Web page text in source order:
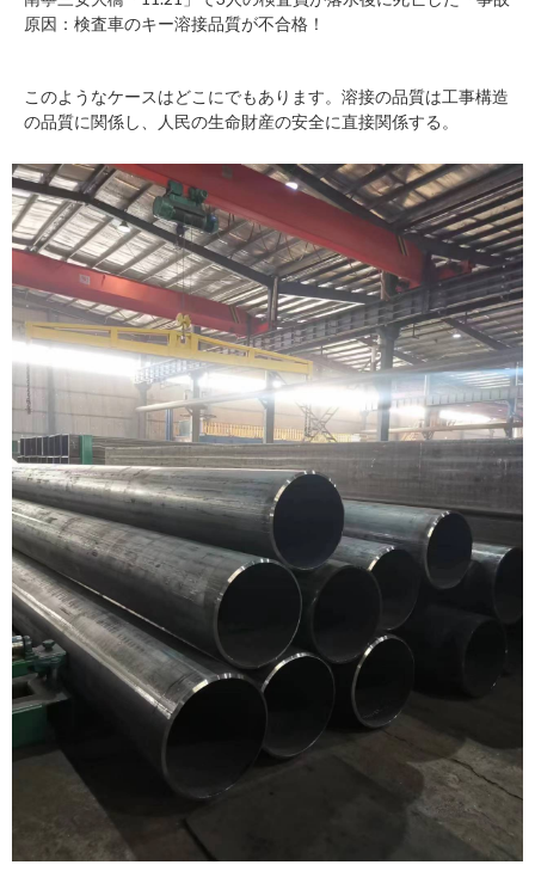
原因：検査車のキー溶接品質が不合格！
このようなケースはどこにでもあります。溶接の品質は工事構造
の品質に関係し、人民の生命財産の安全に直接関係する。